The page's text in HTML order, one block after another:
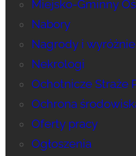
Miejsko-Gminny
Nabory
Nagrody i
Nekrologi
Ochotnicze Straże
Ochrona
Oferty pracy
Ogłoszenia